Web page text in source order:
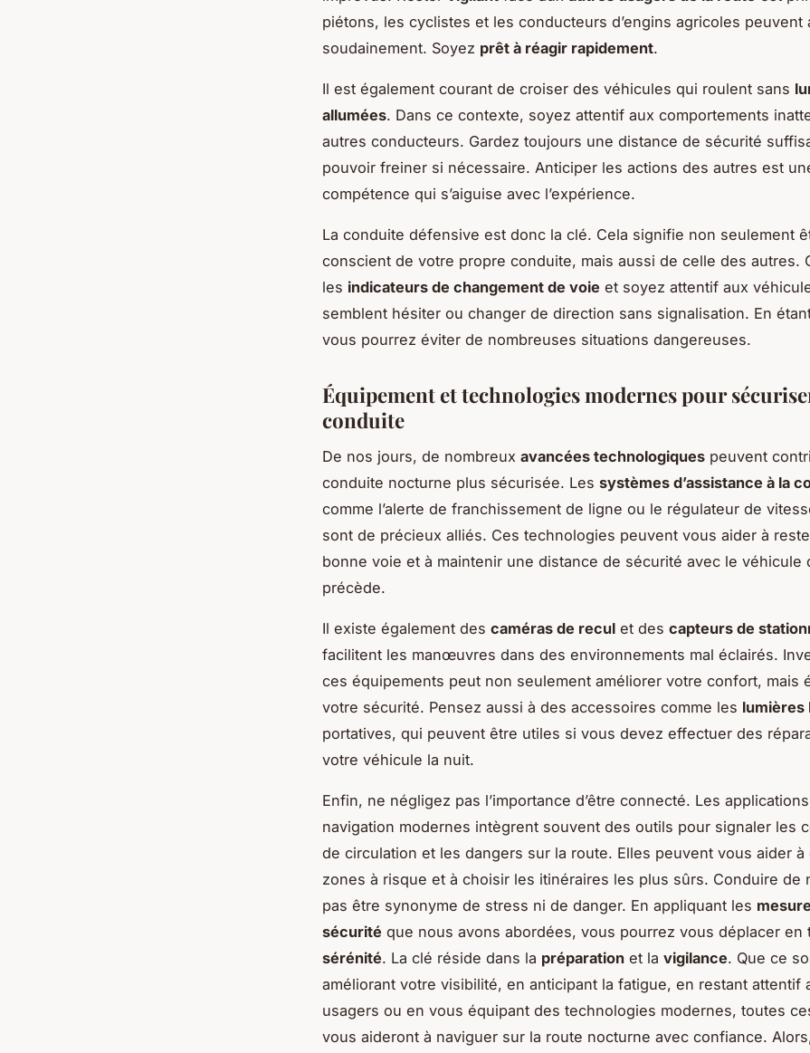
piétons, les cyclistes et les conducteurs d’engins agricoles peuvent
soudainement. Soyez prêt à réagir rapidement.
Il est également courant de croiser des véhicules qui roulent sans
allumées. Dans ce contexte, soyez attentif aux comportements
autres conducteurs. Gardez toujours une distance de sécurité
pouvoir freiner si nécessaire. Anticiper les actions des autres est
compétence qui s’aiguise avec l’expérience.
La conduite défensive est donc la clé. Cela signifie non seulement
conscient de votre propre conduite, mais aussi de celle des autres.
les indicateurs de changement de voie et soyez attentif aux
semblent hésiter ou changer de direction sans signalisation. En
vous pourrez éviter de nombreuses situations dangereuses.
Équipement et technologies modernes pour
conduite
De nos jours, de nombreux avancées technologiques peuvent
conduite nocturne plus sécurisée. Les systèmes d’assistance à la
comme l’alerte de franchissement de ligne ou le régulateur de
sont de précieux alliés. Ces technologies peuvent vous aider à
bonne voie et à maintenir une distance de sécurité avec le véhicule
précède.
Il existe également des caméras de recul et des capteurs de
facilitent les manœuvres dans des environnements mal éclairés.
ces équipements peut non seulement améliorer votre confort, mais
votre sécurité. Pensez aussi à des accessoires comme les lumières
portatives, qui peuvent être utiles si vous devez effectuer des
votre véhicule la nuit.
Enfin, ne négligez pas l’importance d’être connecté. Les
navigation modernes intègrent souvent des outils pour signaler les
de circulation et les dangers sur la route. Elles peuvent vous aider à
zones à risque et à choisir les itinéraires les plus sûrs. Conduire de
pas être synonyme de stress ni de danger. En appliquant les
sécurité que nous avons abordées, vous pourrez vous déplacer en
sérénité. La clé réside dans la préparation et la vigilance. Que ce
améliorant votre visibilité, en anticipant la fatigue, en restant attentif
usagers ou en vous équipant des technologies modernes, toutes
vous aideront à naviguer sur la route nocturne avec confiance.